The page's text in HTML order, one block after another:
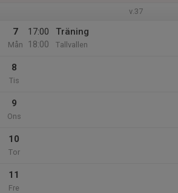
v.37
7
Mån
17:00
18:00
Träning
Tallvallen
8
Tis
9
Ons
10
Tor
11
Fre